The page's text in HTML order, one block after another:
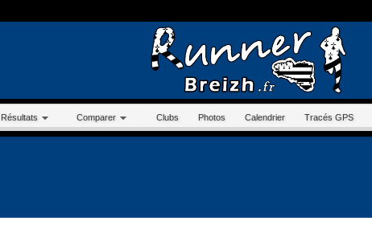
Résultats Comparer Clubs Photos Calendrier Tracés GPS